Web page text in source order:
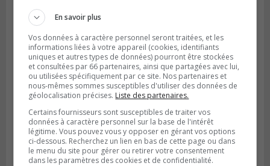
LONGUEUIL
Publié le 5 août 2026 à 08h38
Les Ducs s’inclinent 4‑3 face à ABC 16U
dans un match serré à Longueuil
En savoir plus
Vos données à caractère personnel seront traitées, et les
informations liées à votre appareil (cookies, identifiants
uniques et autres types de données) pourront être stockées
et consultées par 66 partenaires, ainsi que partagées avec lui,
ou utilisées spécifiquement par ce site. Nos partenaires et
nous-mêmes sommes susceptibles d'utiliser des données de
géolocalisation précises. Liste des partenaires.
Certains fournisseurs sont susceptibles de traiter vos
données à caractère personnel sur la base de l'intérêt
légitime. Vous pouvez vous y opposer en gérant vos options
ci-dessous. Recherchez un lien en bas de cette page ou dans
le menu du site pour gérer ou retirer votre consentement
dans les paramètres des cookies et de confidentialité.